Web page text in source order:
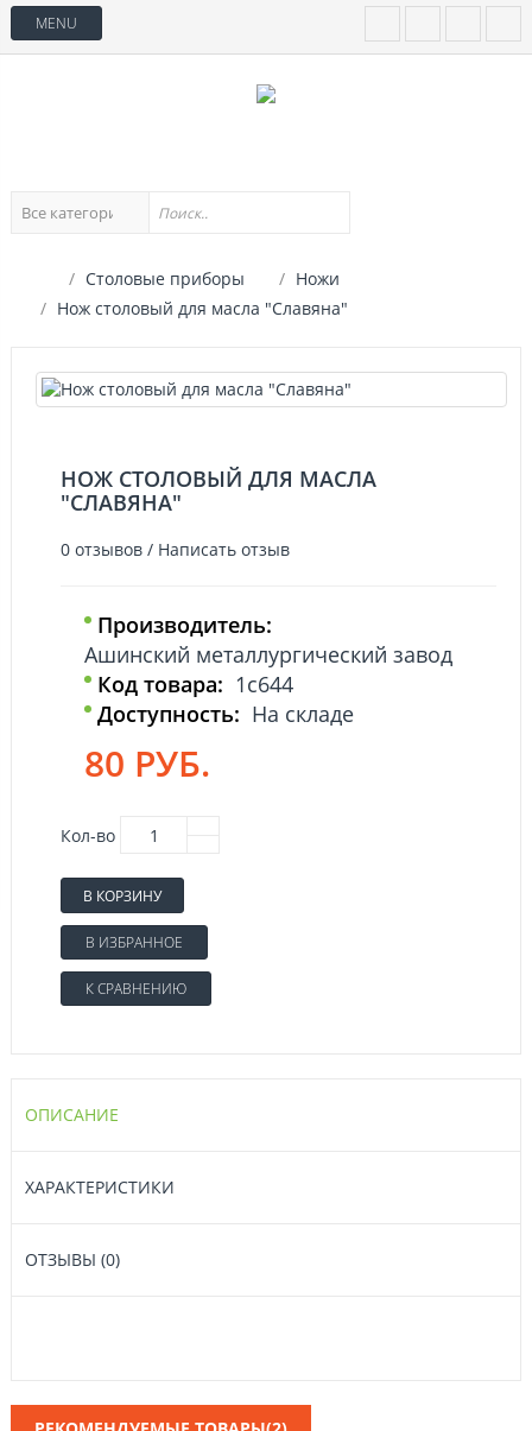
MENU
Столовые приборы
Ножи
Нож столовый для масла "Славяна"
НОЖ СТОЛОВЫЙ ДЛЯ МАСЛА
"СЛАВЯНА"
0 отзывов / Написать отзыв
Производитель:
Ашинский металлургический завод
Код товара: 1с644
Доступность: На складе
80 РУБ.
Кол-во
В КОРЗИНУ
В ИЗБРАННОЕ
К СРАВНЕНИЮ
ОПИСАНИЕ
ХАРАКТЕРИСТИКИ
ОТЗЫВЫ (0)